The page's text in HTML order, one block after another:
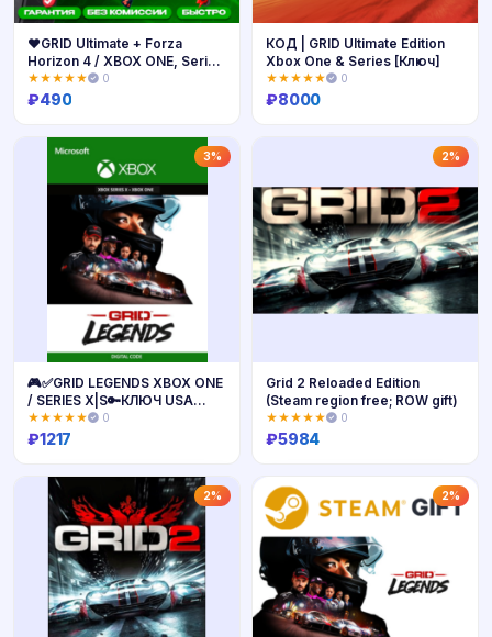
❤️GRID Ultimate + Forza
Horizon 4 / XBOX ONE, Series
X|S / АККАУНТ
★★★★★ 0
₽490
КОД | GRID Ultimate Edition
Xbox One & Series [Ключ]
★★★★★ 0
₽8000
3%
Купить
🎮✅GRID LEGENDS XBOX ONE
/ SERIES X|S🔑КЛЮЧ USA
ЛИЦЕНЗИЯ
★★★★★ 0
₽1217
2%
Grid 2 Reloaded Edition
(Steam region free; ROW gift)
★★★★★ 0
₽5984
2% 2%